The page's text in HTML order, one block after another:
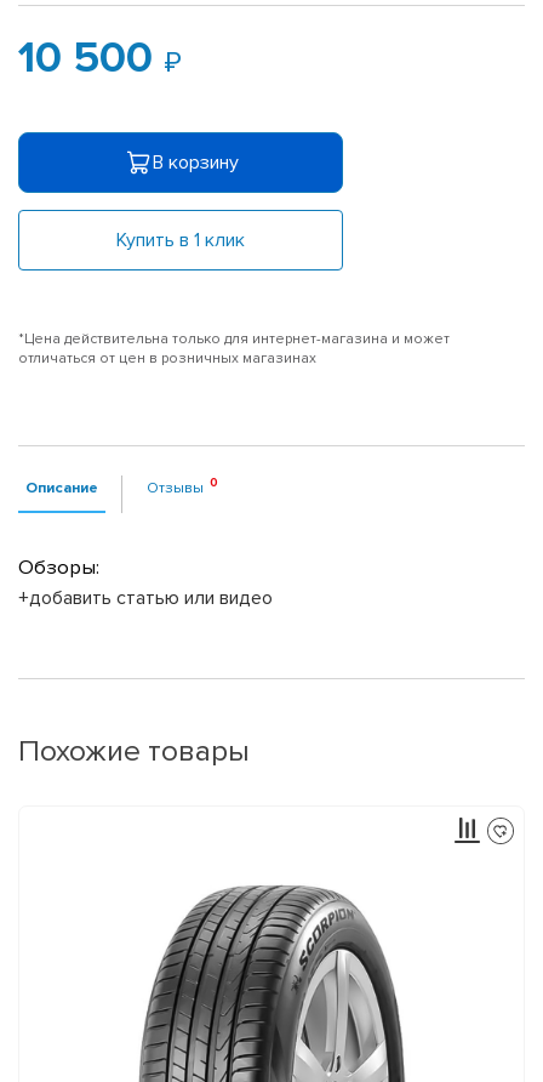
10 500
В корзину
Купить в 1 клик
*Цена действительна только для интернет-магазина и может
отличаться от цен в розничных магазинах
Описание Отзывы
Обзоры:
+добавить статью или видео
Похожие товары